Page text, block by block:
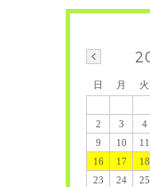
日 月 火
2
3 4
9
10 11
16
17 18
23
24 25